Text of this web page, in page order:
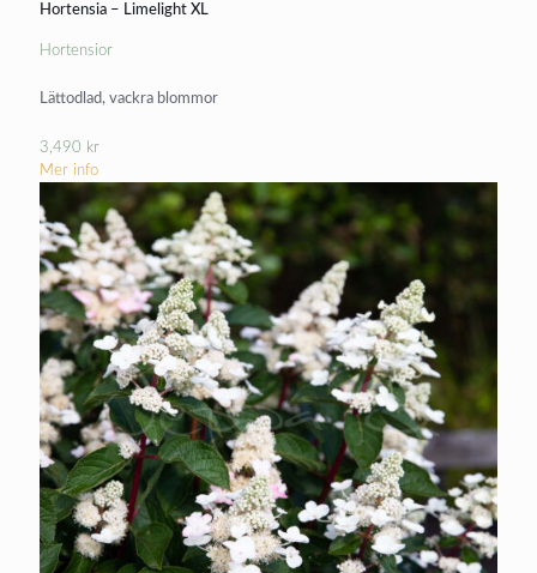
Hortensia – Limelight XL
Hortensior
Lättodlad, vackra blommor
3,490 kr
Mer info